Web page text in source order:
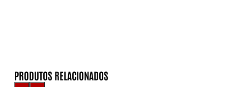
PRODUTOS RELACIONADOS